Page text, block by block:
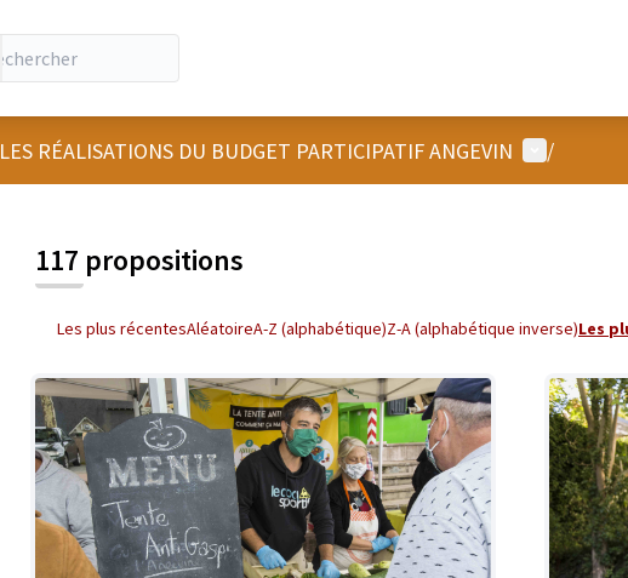
LES RÉALISATIONS DU BUDGET PARTICIPATIF ANGEVIN Menu
/
117 propositions
Les plus récentesAléatoireA-Z (alphabétique)Z-A (alphabétique inverse)Les